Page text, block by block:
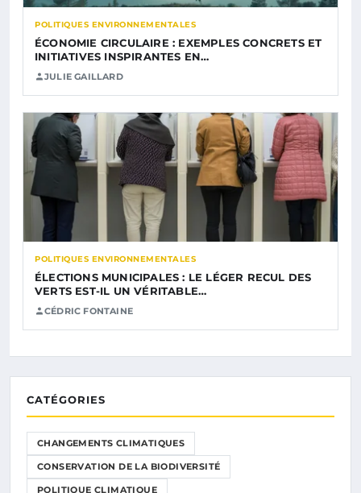
POLITIQUES ENVIRONNEMENTALES
ÉCONOMIE CIRCULAIRE : EXEMPLES CONCRETS ET
INITIATIVES INSPIRANTES EN…
JULIE GAILLARD
POLITIQUES ENVIRONNEMENTALES
ÉLECTIONS MUNICIPALES : LE LÉGER RECUL DES
VERTS EST-IL UN VÉRITABLE…
CÉDRIC FONTAINE
CATÉGORIES
CHANGEMENTS CLIMATIQUES
CONSERVATION DE LA BIODIVERSITÉ
POLITIQUE CLIMATIQUE